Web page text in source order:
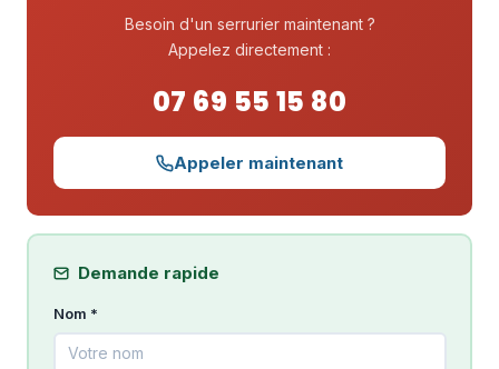
Besoin d'un serrurier maintenant ?
Appelez directement :
07 69 55 15 80
Appeler maintenant
Demande rapide
Nom *